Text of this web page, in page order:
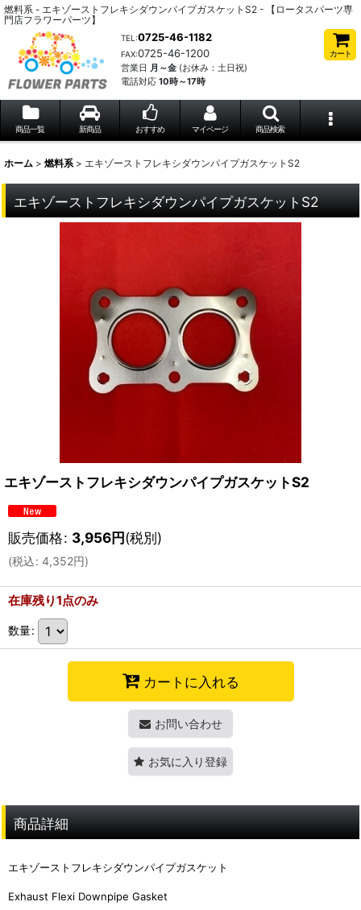
燃料系 - エキゾーストフレキシダウンパイプガスケットS2 - 【ロータスパーツ専
門店フラワーパーツ】
TEL:0725-46-1182
FAX:0725-46-1200
営業日 月～金 (お休み：土日祝)
電話対応 10時～17時
カート
商品一覧 新商品 おすすめ マイページ 商品検索
ホーム > 燃料系 > エキゾーストフレキシダウンパイプガスケットS2
エキゾーストフレキシダウンパイプガスケットS2
エキゾーストフレキシダウンパイプガスケットS2
販売価格: 3,956円(税別)
(税込: 4,352円)
在庫残り1点のみ
数量:
カートに入れる
お問い合わせ
お気に入り登録
商品詳細
エキゾーストフレキシダウンパイプガスケット
Exhaust Flexi Downpipe Gasket